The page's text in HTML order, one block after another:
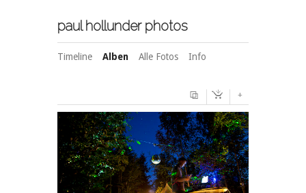
paul hollunder photos
Timeline Alben Alle Fotos Info
+